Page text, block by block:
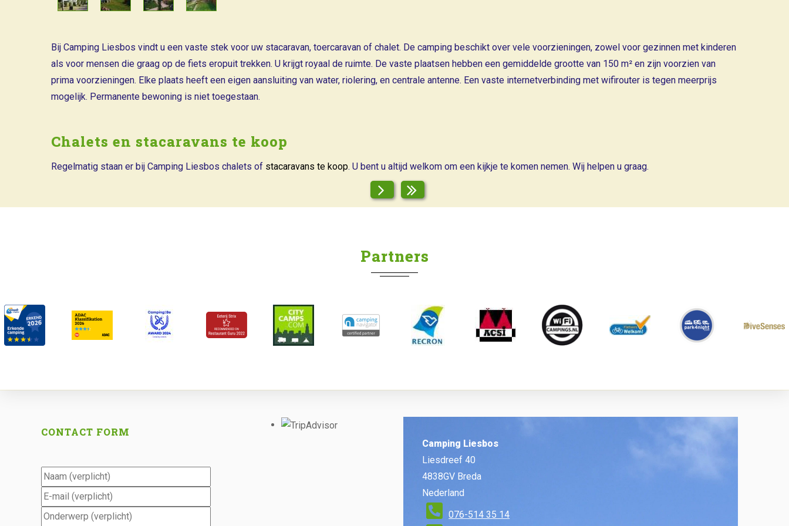
Bij Camping Liesbos vindt u een vaste stek voor uw stacaravan, toercaravan of chalet. De camping beschikt over vele voorzieningen, zowel voor gezinnen met kinderen
als voor mensen die graag op de fiets eropuit trekken. U krijgt royaal de ruimte. De vaste plaatsen hebben een gemiddelde grootte van 150 m² en zijn voorzien van
prima voorzieningen. Elke plaats heeft een eigen aansluiting van water, riolering, en centrale antenne. Een vaste internetverbinding met wifirouter is tegen meerprijs
mogelijk. Permanente bewoning is niet toegestaan.
Chalets en stacaravans te koop
Regelmatig staan er bij Camping Liesbos chalets of stacaravans te koop. U bent u altijd welkom om een kijkje te komen nemen. Wij helpen u graag.
Partners
CONTACT FORM
Camping Liesbos
Liesdreef 40
4838GV Breda
Nederland
076-514 35 14